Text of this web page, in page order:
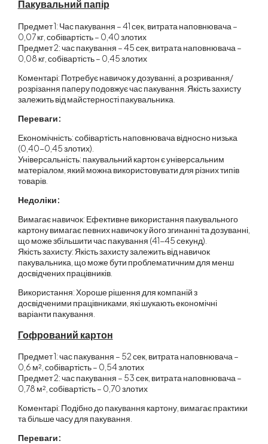
Пакувальний папір
Предмет 1: Час пакування – 41 сек, витрата наповнювача –
0,07 кг, собівартість – 0,40 злотих
Предмет 2: час пакування – 45 сек, витрата наповнювача –
0,08 кг, собівартість – 0,45 злотих
Коментарі: Потребує навичок у дозуванні, а розривання/
розрізання паперу подовжує час пакування. Якість захисту
залежить від майстерності пакувальника.
Переваги:
Економічність: собівартість наповнювача відносно низька
(0,40-0,45 злотих).
Універсальність: пакувальний картон є універсальним
матеріалом, який можна використовувати для різних типів
товарів.
Недоліки:
Вимагає навичок: Ефективне використання пакувального
картону вимагає певних навичок у його згинанні та дозуванні,
що може збільшити час пакування (41-45 секунд).
Якість захисту: Якість захисту залежить від навичок
пакувальника, що може бути проблематичним для менш
досвідчених працівників.
Використання: Хороше рішення для компаній з
досвідченими працівниками, які шукають економічні
варіанти пакування.
Гофрований картон
Предмет 1: час пакування – 52 сек, витрата наповнювача –
0,6 м², собівартість – 0,54 злотих
Предмет 2: час пакування – 53 сек, витрата наповнювача –
0,78 м², собівартість – 0,70 злотих
Коментарі: Подібно до пакування картону, вимагає практики
та більше часу для пакування.
Переваги: